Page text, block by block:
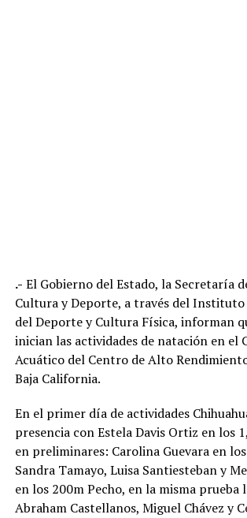
.- El Gobierno del Estado, la Secretaría
Cultura y Deporte, a través del Instituto
del Deporte y Cultura Física, informan
inician las actividades de natación en el
Acuático del Centro de Alto
Baja California.
En el primer día de actividades
presencia con Estela Davis Ortiz en los
en preliminares: Carolina Guevara en
Sandra Tamayo, Luisa Santiesteban y
en los 200m Pecho, en la misma prueba
Abraham Castellanos, Miguel Chávez y